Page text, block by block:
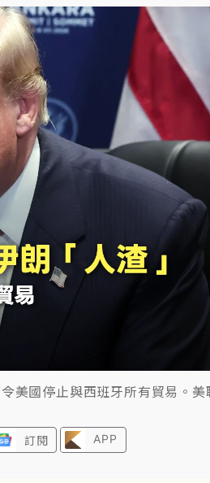
美國停止與西班牙所有貿易。美
訂閱 APP